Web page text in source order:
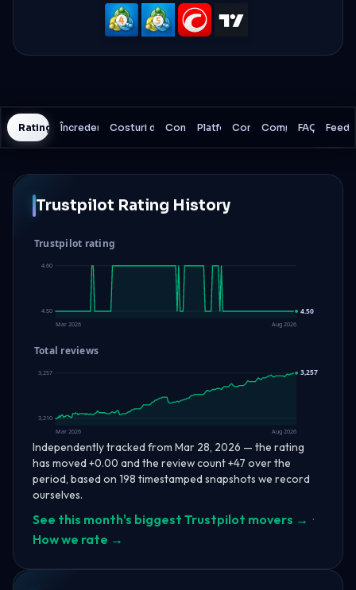
MetaTrader
4
MetaTrader
5
cTrader
Rating HistoryÎncredere și siguranțăCosturi de tranzacționare
CondițiiPlatforme
Cont Comparare
FAQ
Trustpilot Rating History
Trustpilot rating
4.60
4.50 4.50
Mar 2026 Aug 2026
Total reviews
3,257
3,210
3,257
Mar 2026 Aug 2026
Independently tracked from Mar 28, 2026 — the rating
has moved +0.00 and the review count +47 over the
period, based on 198 timestamped snapshots we record
ourselves.
See this month's biggest Trustpilot movers → ·
How we rate →